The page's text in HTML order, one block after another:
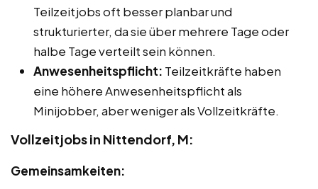
Teilzeitjobs oft besser planbar und
strukturierter, da sie über mehrere Tage oder
halbe Tage verteilt sein können.
Anwesenheitspflicht: Teilzeitkräfte haben
eine höhere Anwesenheitspflicht als
Minijobber, aber weniger als Vollzeitkräfte.
Vollzeitjobs in Nittendorf, M:
Gemeinsamkeiten: